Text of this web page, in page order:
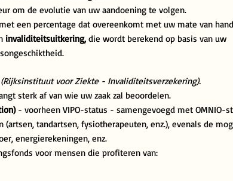
om de evolutie van uw aandoening te volgen.
een percentage dat overeenkomt met uw mate van
invaliditeitsuitkering, die wordt berekend op basis van uw
(Rijksinstituut voor Ziekte - Invaliditeitsverzekering).
sterk af van wie uw zaak zal beoordelen.
- voorheen VIPO-status - samengevoegd met OMNIO-
tandartsen, fysiotherapeuten, enz.), evenals de
energierekeningen, enz.
voor mensen die profiteren van: